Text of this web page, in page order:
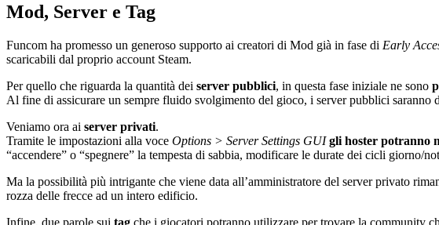
Mod, Server e Tag
Funcom ha promesso un generoso supporto ai creatori di Mod già in fase di Early
scaricabili dal proprio account Steam.
Per quello che riguarda la quantità dei server pubblici, in questa fase iniziale ne sono
Al fine di assicurare un sempre fluido svolgimento del gioco, i server pubblici
Veniamo ora ai server privati.
Tramite le impostazioni alla voce Options > Server Settings GUI gli hoster potranno
“accendere” o “spegnere” la tempesta di sabbia, modificare le durate dei cicli giorno/
Ma la possibilità più intrigante che viene data all’amministratore del server privato
rozza delle frecce ad un intero edificio.
Infine, due parole sui tag che i giocatori potranno utilizzare per trovare la community